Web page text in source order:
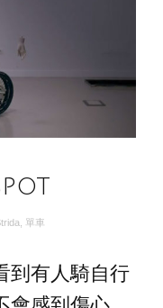
單車
到有人騎自行